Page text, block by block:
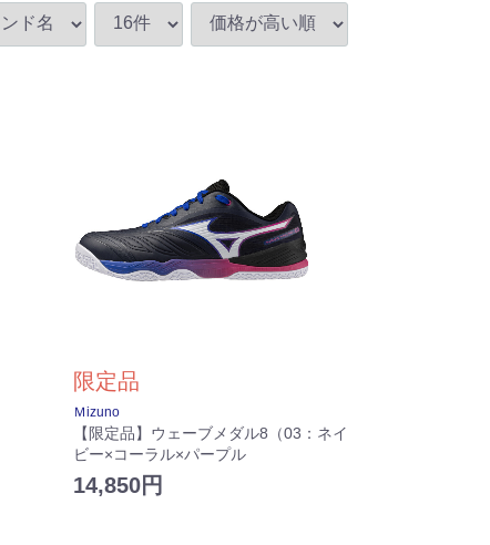
限定品
Ｍizuno
【限定品】ウェーブメダル8（03：ネイ
ビー×コーラル×パープル
14,850円